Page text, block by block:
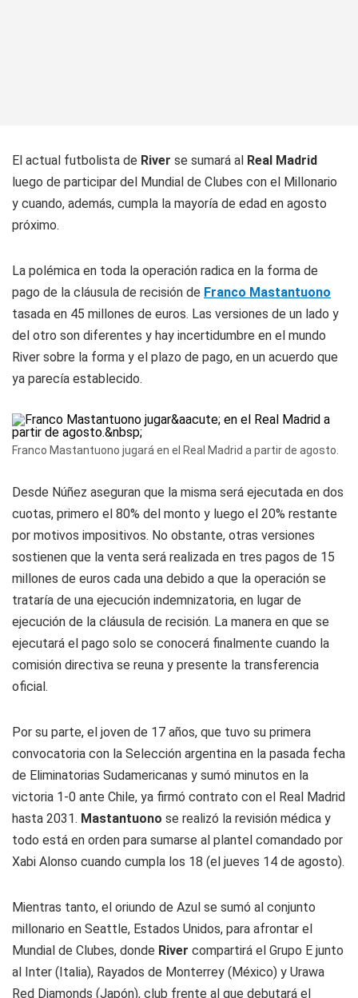
El actual futbolista de River se sumará al Real Madrid
luego de participar del Mundial de Clubes con el Millonario
y cuando, además, cumpla la mayoría de edad en agosto
próximo.
La polémica en toda la operación radica en la forma de
pago de la cláusula de recisión de Franco Mastantuono
tasada en 45 millones de euros. Las versiones de un lado y
del otro son diferentes y hay incertidumbre en el mundo
River sobre la forma y el plazo de pago, en un acuerdo que
ya parecía establecido.
Franco Mastantuono jugará en el Real Madrid a partir de agosto.
Desde Núñez aseguran que la misma será ejecutada en dos
cuotas, primero el 80% del monto y luego el 20% restante
por motivos impositivos. No obstante, otras versiones
sostienen que la venta será realizada en tres pagos de 15
millones de euros cada una debido a que la operación se
trataría de una ejecución indemnizatoria, en lugar de
ejecución de la cláusula de recisión. La manera en que se
ejecutará el pago solo se conocerá finalmente cuando la
comisión directiva se reuna y presente la transferencia
oficial.
Por su parte, el joven de 17 años, que tuvo su primera
convocatoria con la Selección argentina en la pasada fecha
de Eliminatorias Sudamericanas y sumó minutos en la
victoria 1-0 ante Chile, ya firmó contrato con el Real Madrid
hasta 2031. Mastantuono se realizó la revisión médica y
todo está en orden para sumarse al plantel comandado por
Xabi Alonso cuando cumpla los 18 (el jueves 14 de agosto).
Mientras tanto, el oriundo de Azul se sumó al conjunto
millonario en Seattle, Estados Unidos, para afrontar el
Mundial de Clubes, donde River compartirá el Grupo E junto
al Inter (Italia), Rayados de Monterrey (México) y Urawa
Red Diamonds (Japón), club frente al que debutará el